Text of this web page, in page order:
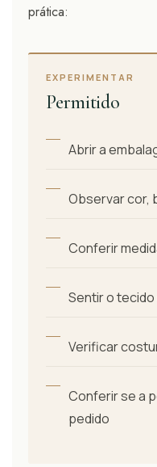
prática:
EXPERIMENTAR
Permitido
Abrir a
Observar cor,
Conferir
Sentir o tecido
Verificar
Conferir se a
pedido